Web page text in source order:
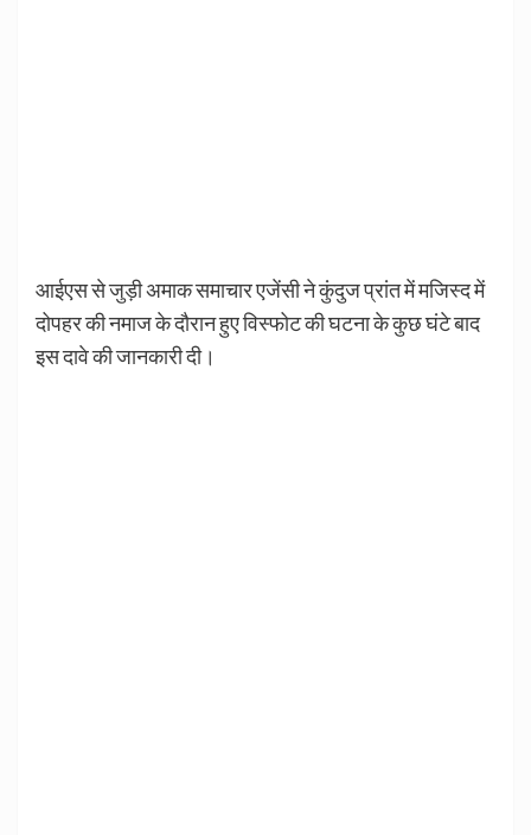
आईएस से जुड़ी अमाक समाचार एजेंसी ने कुंदुज प्रांत में मजिस्द में
दोपहर की नमाज के दौरान हुए विस्फोट की घटना के कुछ घंटे बाद
इस दावे की जानकारी दी।